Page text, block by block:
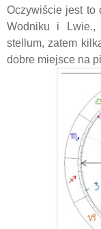
Oczywiście jest to
Wodniku i Lwie.,
stellum, zatem
dobre miejsce na